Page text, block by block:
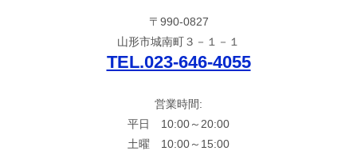
〒990-0827
山形市城南町３－１－１
TEL.023-646-4055
営業時間:
平日 10:00～20:00
土曜 10:00～15:00